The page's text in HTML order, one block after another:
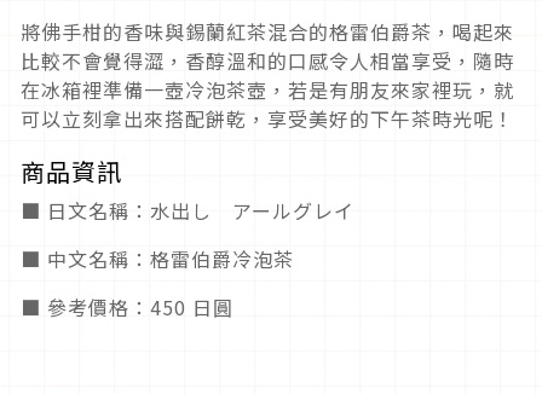
將佛手柑的香味與錫蘭紅茶混合的格雷伯爵茶，喝起來
比較不會覺得澀，香醇溫和的口感令人相當享受，隨時
在冰箱裡準備一壺冷泡茶壺，若是有朋友來家裡玩，就
可以立刻拿出來搭配餅乾，享受美好的下午茶時光呢！
商品資訊
■ 日文名稱：水出し アールグレイ
■ 中文名稱：格雷伯爵冷泡茶
■ 參考價格：450 日圓